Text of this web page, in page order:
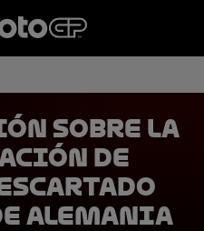
sobre la
de
Alemania